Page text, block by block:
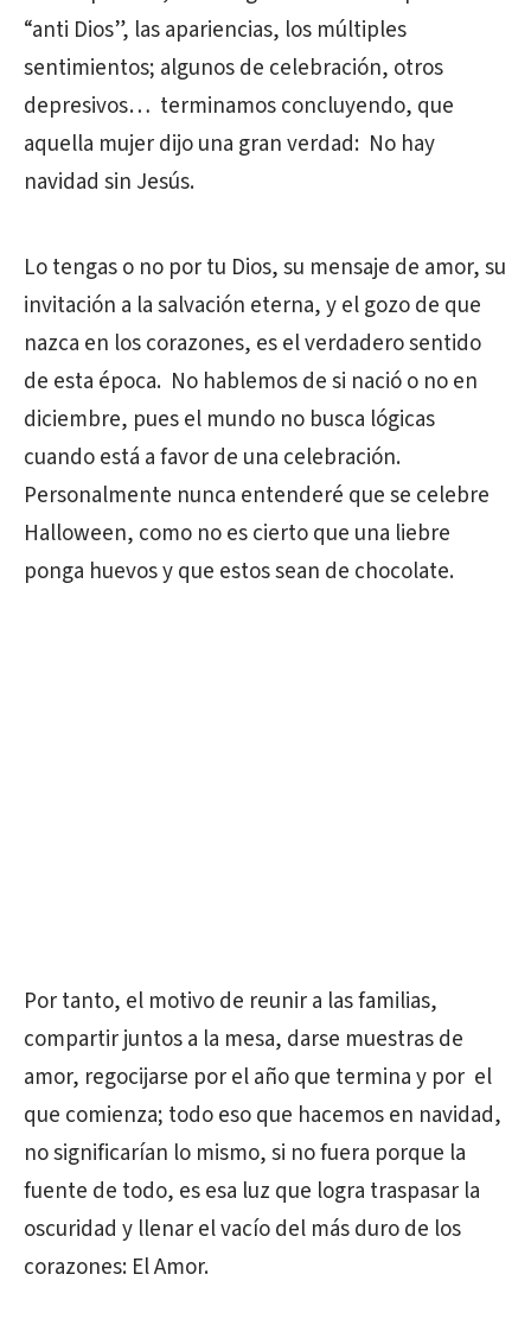
“anti Dios”, las apariencias, los múltiples
sentimientos; algunos de celebración, otros
depresivos… terminamos concluyendo, que
aquella mujer dijo una gran verdad: No hay
navidad sin Jesús.
Lo tengas o no por tu Dios, su mensaje de amor, su
invitación a la salvación eterna, y el gozo de que
nazca en los corazones, es el verdadero sentido
de esta época. No hablemos de si nació o no en
diciembre, pues el mundo no busca lógicas
cuando está a favor de una celebración.
Personalmente nunca entenderé que se celebre
Halloween, como no es cierto que una liebre
ponga huevos y que estos sean de chocolate.
Por tanto, el motivo de reunir a las familias,
compartir juntos a la mesa, darse muestras de
amor, regocijarse por el año que termina y por el
que comienza; todo eso que hacemos en navidad,
no significarían lo mismo, si no fuera porque la
fuente de todo, es esa luz que logra traspasar la
oscuridad y llenar el vacío del más duro de los
corazones: El Amor.